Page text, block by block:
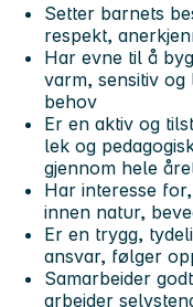
Setter barnets
respekt,
Har evne til å
varm, sensitiv
behov
Er en aktiv og
lek og
gjennom hele
Har interesse
innen natur,
Er en trygg,
ansvar, følger
Samarbeider
arbeider